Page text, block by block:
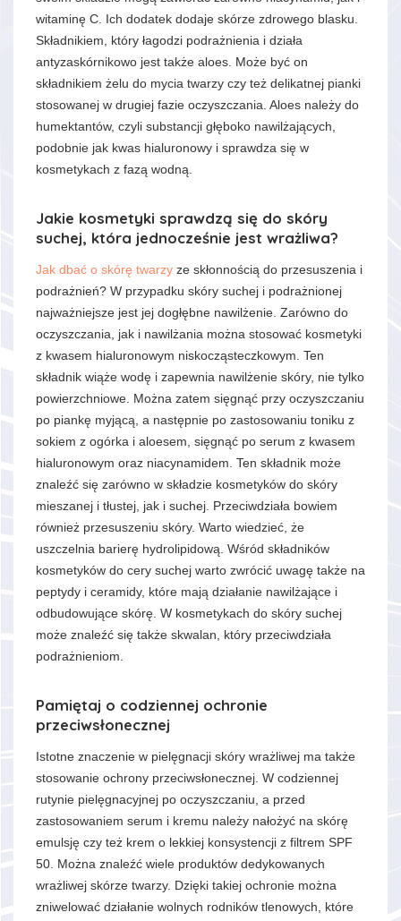
witaminę C. Ich dodatek dodaje skórze zdrowego blasku.
Składnikiem, który łagodzi podrażnienia i działa
antyzaskórnikowo jest także aloes. Może być on
składnikiem żelu do mycia twarzy czy też delikatnej pianki
stosowanej w drugiej fazie oczyszczania. Aloes należy do
humektantów, czyli substancji głęboko nawilżających,
podobnie jak kwas hialuronowy i sprawdza się w
kosmetykach z fazą wodną.
Jakie kosmetyki sprawdzą się do skóry
suchej, która jednocześnie jest wrażliwa?
Jak dbać o skórę twarzy ze skłonnością do przesuszenia i
podrażnień? W przypadku skóry suchej i podrażnionej
najważniejsze jest jej dogłębne nawilżenie. Zarówno do
oczyszczania, jak i nawilżania można stosować kosmetyki
z kwasem hialuronowym niskocząsteczkowym. Ten
składnik wiąże wodę i zapewnia nawilżenie skóry, nie tylko
powierzchniowe. Można zatem sięgnąć przy oczyszczaniu
po piankę myjącą, a następnie po zastosowaniu toniku z
sokiem z ogórka i aloesem, sięgnąć po serum z kwasem
hialuronowym oraz niacynamidem. Ten składnik może
znaleźć się zarówno w składzie kosmetyków do skóry
mieszanej i tłustej, jak i suchej. Przeciwdziała bowiem
również przesuszeniu skóry. Warto wiedzieć, że
uszczelnia barierę hydrolipidową. Wśród składników
kosmetyków do cery suchej warto zwrócić uwagę także na
peptydy i ceramidy, które mają działanie nawilżające i
odbudowujące skórę. W kosmetykach do skóry suchej
może znaleźć się także skwalan, który przeciwdziała
podrażnieniom.
Pamiętaj o codziennej ochronie
przeciwsłonecznej
Istotne znaczenie w pielęgnacji skóry wrażliwej ma także
stosowanie ochrony przeciwsłonecznej. W codziennej
rutynie pielęgnacyjnej po oczyszczaniu, a przed
zastosowaniem serum i kremu należy nałożyć na skórę
emulsję czy też krem o lekkiej konsystencji z filtrem SPF
50. Można znaleźć wiele produktów dedykowanych
wrażliwej skórze twarzy. Dzięki takiej ochronie można
zniwelować działanie wolnych rodników tlenowych, które